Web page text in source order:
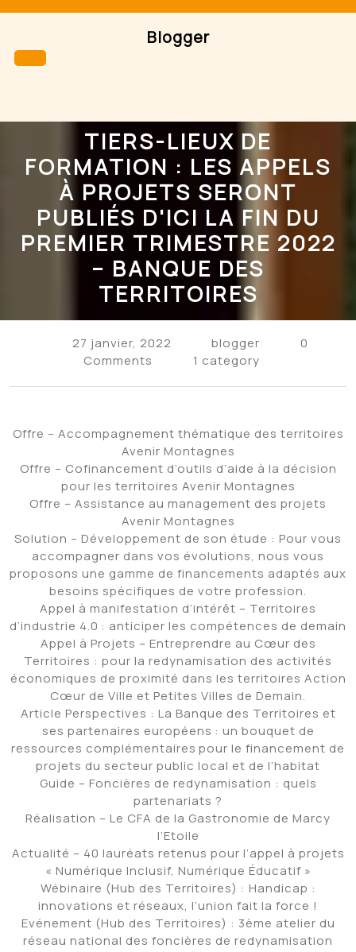
Blogger
Button
TIERS-LIEUX DE
FORMATION : LES APPELS
À PROJETS SERONT
PUBLIÉS D'ICI LA FIN DU
PREMIER TRIMESTRE 2022
– BANQUE DES
TERRITOIRES
27 janvier, 2022 blogger
0
Comments
1 category
Offre – Accompagnement thématique des territoires
Avenir Montagnes
Offre – Cofinancement d’outils d’aide à la décision
pour les territoires Avenir Montagnes
Offre – Assistance au management des projets
Avenir Montagnes
Solution – Développement de son étude : Pour vous
accompagner dans vos évolutions, nous vous
proposons une gamme de financements adaptés aux
besoins spécifiques de votre profession.
Appel à manifestation d’intérêt – Territoires
d’industrie 4.0 : anticiper les compétences de demain
Appel à Projets – Entreprendre au Cœur des
Territoires : pour la redynamisation des activités
économiques de proximité dans les territoires Action
Cœur de Ville et Petites Villes de Demain.
Article Perspectives : La Banque des Territoires et
ses partenaires européens : un bouquet de
ressources complémentaires pour le financement de
projets du secteur public local et de l’habitat
Guide – Foncières de redynamisation : quels
partenariats ?
Réalisation – Le CFA de la Gastronomie de Marcy
l’Etoile
Actualité – 40 lauréats retenus pour l’appel à projets
« Numérique Inclusif, Numérique Éducatif »
Wébinaire (Hub des Territoires) : Handicap :
innovations et réseaux, l’union fait la force !
Evénement (Hub des Territoires) : 3ème atelier du
réseau national des foncières de redynamisation